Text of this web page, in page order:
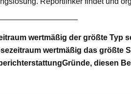
wertmäßig der größte Typ
wertmäßig das größte
Gründe, diesen